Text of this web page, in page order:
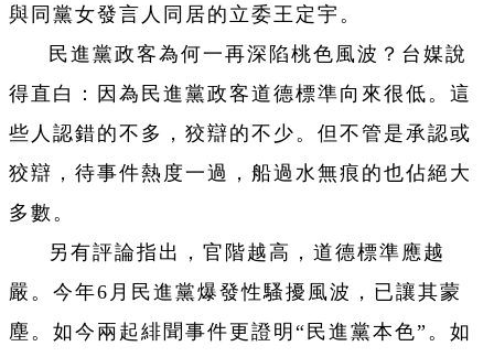
與同黨女發言人同居的立委王定宇。
民進黨政客為何一再深陷桃色風波？台媒說
得直白：因為民進黨政客道德標準向來很低。這
些人認錯的不多，狡辯的不少。但不管是承認或
狡辯，待事件熱度一過，船過水無痕的也佔絕大
多數。
另有評論指出，官階越高，道德標準應越
嚴。今年6月民進黨爆發性騷擾風波，已讓其蒙
塵。如今兩起緋聞事件更證明“民進黨本色”。如